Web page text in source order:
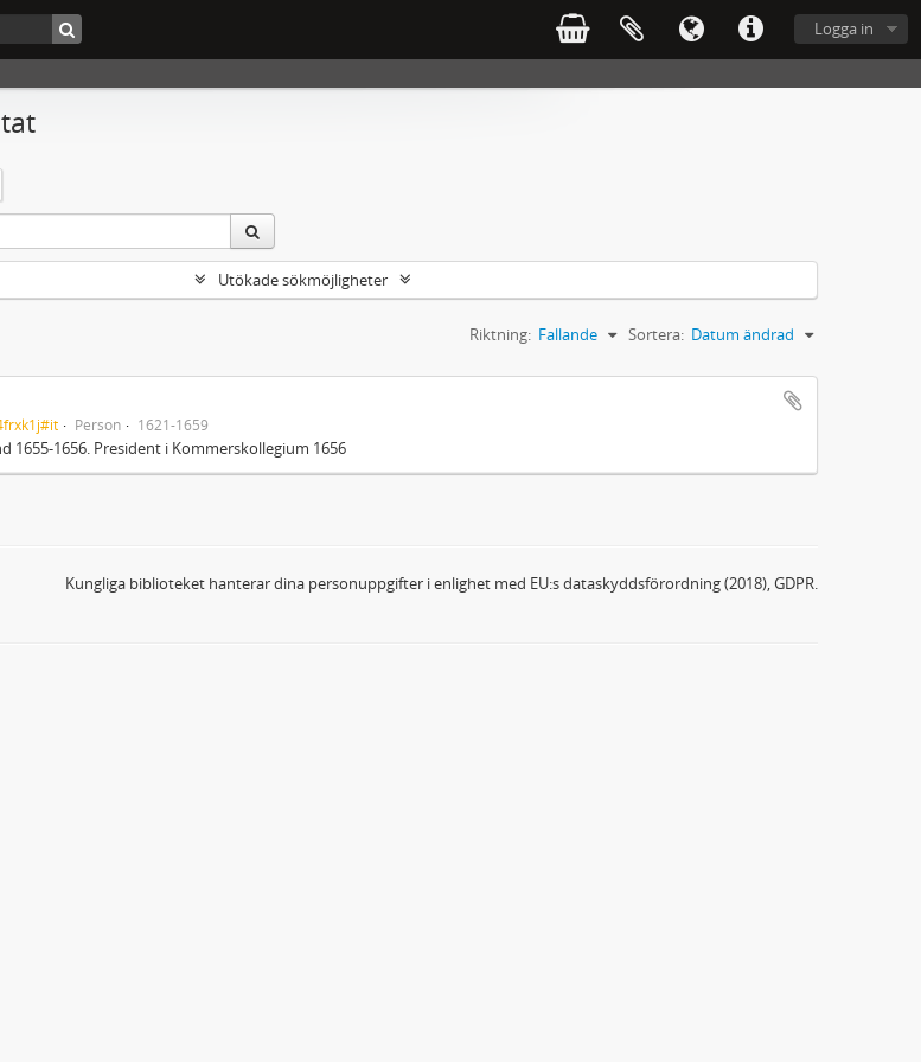
Logga in
Utökade sökmöjligheter
Sortera: Datum ändrad
Riktning: Fallande
Person 1621-1659
1655-1656. President i Kommerskollegium 1656
Kungliga biblioteket hanterar dina personuppgifter i enlighet med EU:s dataskyddsförordning (2018), GDPR.